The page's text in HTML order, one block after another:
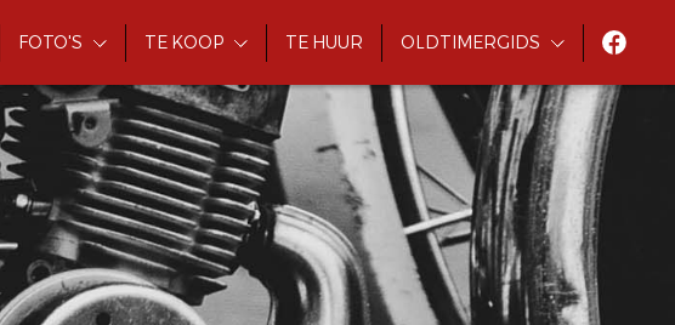
FOTO'S TE KOOP TE HUUR OLDTIMERGIDS